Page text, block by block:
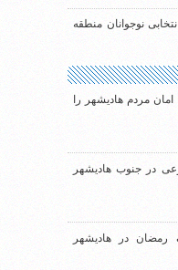
نوجوانان منطقه
مردم هادیشهر را
در جنوب هادیشهر
رمضان در هادیشهر